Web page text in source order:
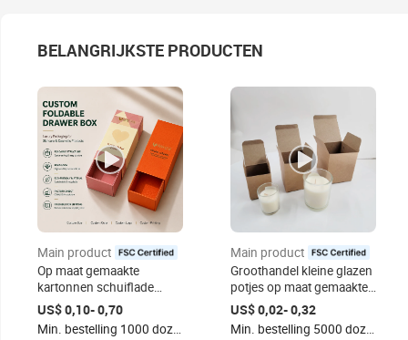
BELANGRIJKSTE PRODUCTEN
Main product
certified
Op maat gemaakte
kartonnen schuiflade
cadeaudoos met
opvouwbare binnenbak
cosmetische papieren
US$ 0,10- 0,70
Main product
certified
Groothandel kleine glazen
potjes op maat gemaakte
geurkaarsen
doosverpakkingen
kaarsenverpakkingsdoos
US$ 0,02- 0,32
Min. bestelling 5000 dozen